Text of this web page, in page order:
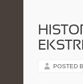
POSTED